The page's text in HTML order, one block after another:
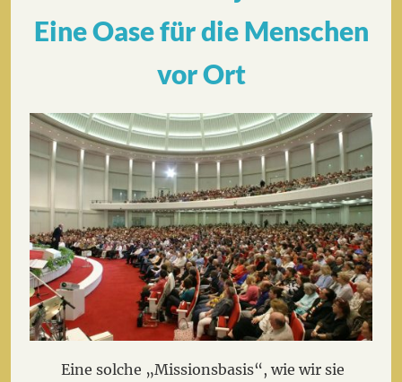
Eine Oase für die Menschen
vor Ort
Eine solche „Missionsbasis“, wie wir sie